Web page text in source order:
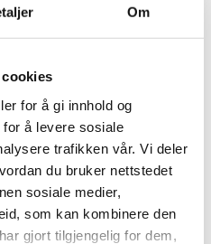
Om
for å gi innhold og
å levere sosiale
trafikken vår. Vi deler
du bruker nettstedet
sosiale medier,
som kan kombinere den
gjort tilgjengelig for dem,